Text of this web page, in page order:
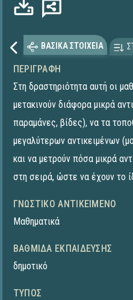
ΒΑΣΙΚΑ ΣΤΟΙΧΕΙΑ
ΠΕΡΙΓΡΑΦΉ
Στη δραστηριότητα αυτή οι
μετακινούν διάφορα μικρά
παραμάνες, βίδες), να τα
μεγαλύτερων αντικειμένων
και να μετρούν πόσα μικρά
στη σειρά, ώστε να έχουν το
ΓΝΩΣΤΙΚΌ ΑΝΤΙΚΕΊΜΕΝΟ
Μαθηματικά
ΒΑΘΜΊΔΑ ΕΚΠΑΊΔΕΥΣΗΣ
δημοτικό
ΤΎΠΟΣ